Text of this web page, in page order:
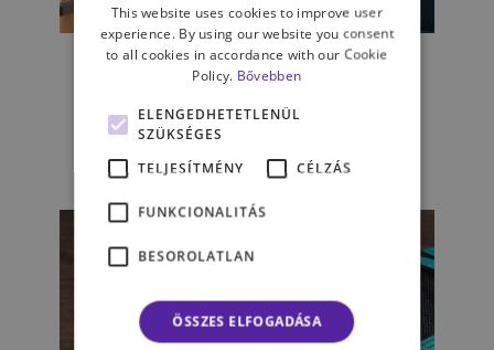
KAPCSOLATAINK
A legtöbb beszélgetés
kíváncsiságból indul - Interjú
Borostyánkői Zsófiával
MAGYARY ÁGNES
This website uses cookies to improve user
experience. By using our website you consent
to all cookies in accordance with our Cookie
Policy. Bővebben
ELENGEDHETETLENÜL
SZÜKSÉGES
TELJESÍTMÉNY
CÉLZÁS
FUNKCIONALITÁS
BESOROLATLAN
ÖSSZES ELFOGADÁSA